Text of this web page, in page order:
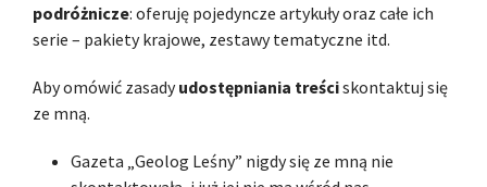
podróżnicze: oferuję pojedyncze artykuły oraz całe ich
serie – pakiety krajowe, zestawy tematyczne itd.
Aby omówić zasadyudostępniania treściskontaktuj się
ze mną.
Gazeta „Geolog Leśny” nigdy się ze mną nie